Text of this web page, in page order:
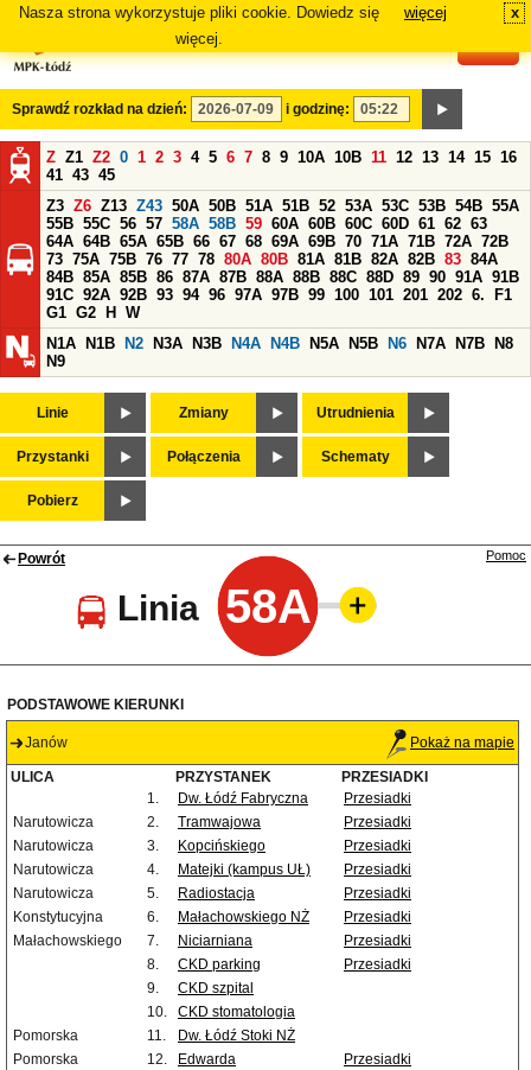
Nasza strona wykorzystuje pliki cookie. Dowiedz się
więcej.
więcej x
Sprawdź rozkład na dzień: i godzinę:
Z Z1 Z2 0 1 2 3 4 5 6 7 8 9 10A 10B 11 12 13 14 15 16
41 43 45
Z3 Z6 Z13 Z43 50A 50B 51A 51B 52 53A 53C 53B 54B 55A
55B 55C 56 57 58A 58B 59 60A 60B 60C 60D 61 62 63
64A 64B 65A 65B 66 67 68 69A 69B 70 71A 71B 72A 72B
73 75A 75B 76 77 78 80A 80B 81A 81B 82A 82B 83 84A
84B 85A 85B 86 87A 87B 88A 88B 88C 88D 89 90 91A 91B
91C 92A 92B 93 94 96 97A 97B 99 100 101 201 202 6.
F1
G1 G2 H
W
N1A
N1B N2 N3A N3B N4A N4B N5A N5B N6 N7A N7B
N8
N9
Linie Zmiany Utrudnienia
Przystanki Połączenia Schematy
Pobierz
Powrót
Linia 58A
Pomoc
PODSTAWOWE KIERUNKI
Janów Pokaż na mapie
ULICA PRZYSTANEK
PRZESIADKI
1.
Dw. Łódź Fabryczna
Przesiadki
Narutowicza
2. Tramwajowa
Przesiadki
Narutowicza
3. Kopcińskiego
Przesiadki
Narutowicza
4. Matejki (kampus UŁ)
Przesiadki
Narutowicza
5. Radiostacja
Przesiadki
Konstytucyjna
6. Małachowskiego NŻ
Przesiadki
Małachowskiego
7. Niciarniana
Przesiadki
8.
CKD parking
Przesiadki
9.
CKD szpital
10.
CKD stomatologia
Pomorska
11.
Dw. Łódź Stoki NŻ
Pomorska
12. Edwarda
Przesiadki